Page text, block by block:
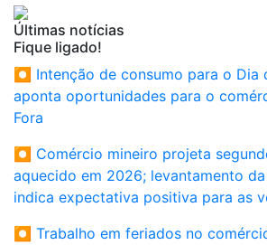
Últimas notícias
Fique ligado!
⏺ Intenção de consumo para o Dia
aponta oportunidades para o
Fora
⏺ Comércio mineiro projeta
aquecido em 2026; levantamento
indica expectativa positiva para as
⏺ Trabalho em feriados no